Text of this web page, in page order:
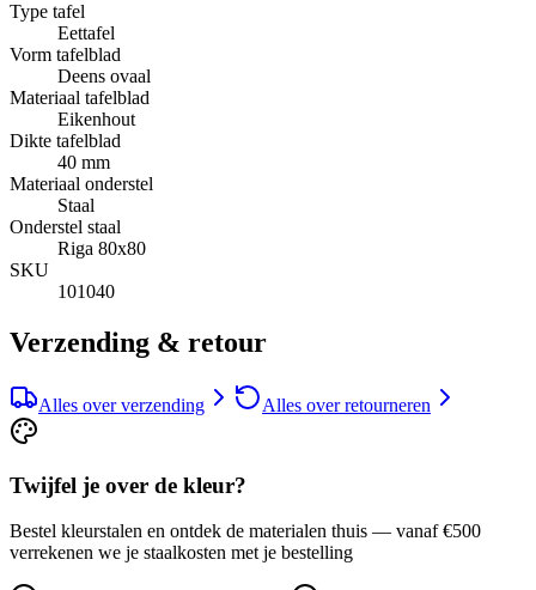
Type tafel
Eettafel
Vorm tafelblad
Deens ovaal
Materiaal tafelblad
Eikenhout
Dikte tafelblad
40 mm
Materiaal onderstel
Staal
Onderstel staal
Riga 80x80
SKU
101040
Verzending & retour
Alles over verzending Alles over retourneren
Twijfel je over de kleur?
Bestel kleurstalen en ontdek de materialen thuis — vanaf €500
verrekenen we je staalkosten met je bestelling